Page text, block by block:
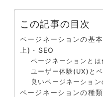
この記事の目次
ページネーションの基
上)・SEO
ページネーションとは
ユーザー体験(UX)と
良いページネーション
ページネーションの種